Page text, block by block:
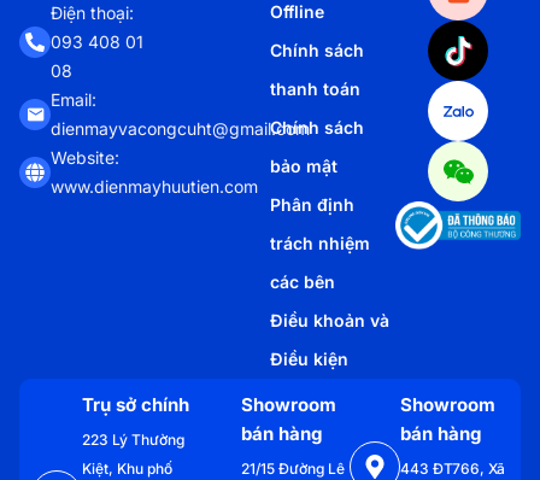
Điện thoại:
093 408 01
08
Email:
dienmayvacongcuht@gmail.com
Website:
www.dienmayhuutien.com
Offline
Chính sách
thanh toán
Chính sách
bảo mật
Phân định
trách nhiệm
các bên
Điều khoản và
Điều kiện
Trụ sở chính
223 Lý Thường
Kiệt, Khu phố
Showroom
bán hàng
21/15 Đường Lê
Showroom
bán hàng
443 ĐT766, Xã